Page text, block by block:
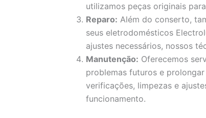
utilizamos peças originais
Reparo: Além do conserto,
seus eletrodomésticos
ajustes necessários, nossos
Manutenção: Oferecemos
problemas futuros e
verificações, limpezas e
funcionamento.